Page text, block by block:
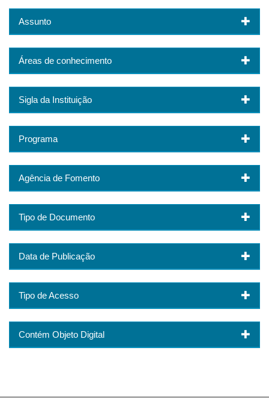
Assunto
Áreas de conhecimento
Sigla da Instituição
Programa
Agência de Fomento
Tipo de Documento
Data de Publicação
Tipo de Acesso
Contém Objeto Digital